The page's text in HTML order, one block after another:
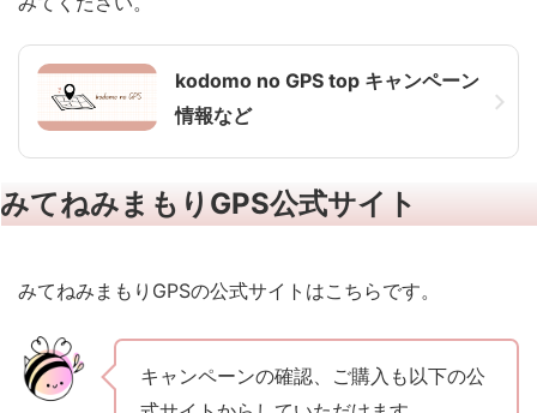
kodomo no GPS top キャンペーン
情報など
みてねみまもりGPS公式サイト
みてねみまもりGPSの公式サイトはこちらです。
キャンペーンの確認、ご購入も以下の公